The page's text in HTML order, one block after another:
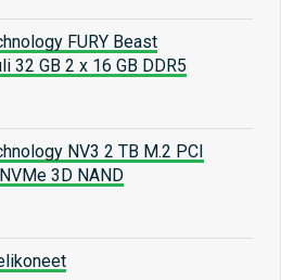
FURY Beast
32 GB 2 x 16 GB DDR5
NV3 2 TB M.2 PCI
3D NAND